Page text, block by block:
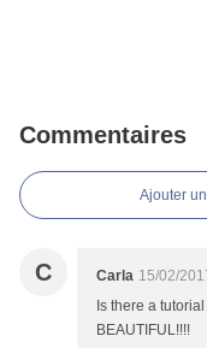
Commentaires
Ajouter
C Carla 15/02/
Is there a
BEAUTIFUL!!!!